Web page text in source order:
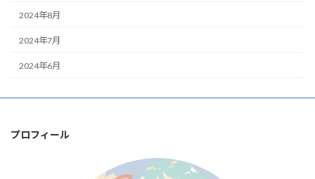
2024年8月
2024年7月
2024年6月
プロフィール